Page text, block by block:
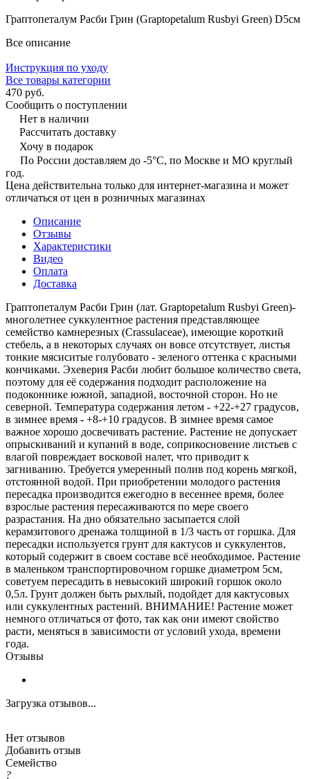
Граптопеталум Расби Грин (Graptopetalum Rusbyi Green) D5см
Все описание
Инструкция по уходу
Все товары категории
470 руб.
Сообщить о поступлении
Нет в наличии
Рассчитать доставку
Хочу в подарок
По России доставляем до -5°C, по Москве и МО круглый
год.
Цена действительна только для интернет-магазина и может
отличаться от цен в розничных магазинах
Описание
Отзывы
Характеристики
Видео
Оплата
Доставка
Граптопеталум Расби Грин (лат. Graptopetalum Rusbyi Green)-
многолетнее суккулентное растения представляющее
семейство камнерезных (Crassulaceae), имеющие короткий
стебель, а в некоторых случаях он вовсе отсутствует, листья
тонкие мясиситые голубовато - зеленого оттенка с красными
кончиками. Эхеверия Расби любит большое количество света,
поэтому для её содержания подходит расположение на
подоконнике южной, западной, восточной сторон. Но не
северной. Температура содержания летом - +22-+27 градусов,
в зимнее время - +8-+10 градусов. В зимнее время самое
важное хорошо досвечивать растение. Растение не допускает
опрыскиваний и купаний в воде, соприкосновение листьев с
влагой повреждает восковой налет, что приводит к
загниванию. Требуется умеренный полив под корень мягкой,
отстоянной водой. При приобретении молодого растения
пересадка производится ежегодно в весеннее время, более
взрослые растения пересаживаются по мере своего
разрастания. На дно обязательно засыпается слой
керамзитового дренажа толщиной в 1/3 часть от горшка. Для
пересадки используется грунт для кактусов и суккулентов,
который содержит в своем составе всё необходимое. Растение
в маленьком транспортировочном горшке диаметром 5см,
советуем пересадить в невысокий широкий горшок около
0,5л. Грунт должен быть рыхлый, подойдет для кактусовых
или суккулентных растений. ВНИМАНИЕ! Растение может
немного отличаться от фото, так как они имеют свойство
расти, меняться в зависимости от условий ухода, времени
года.
Отзывы
Загрузка отзывов...
Нет отзывов
Добавить отзыв
Семейство
?